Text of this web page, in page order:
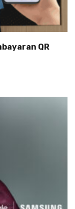
QR